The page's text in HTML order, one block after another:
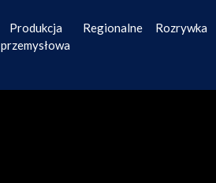
Produkcja
przemysłowa
Regionalne Rozrywka